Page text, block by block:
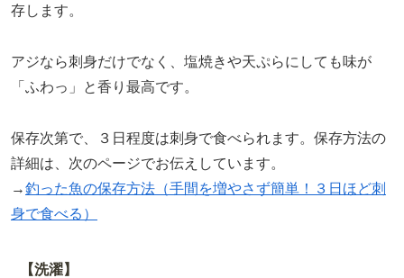
存します。
アジなら刺身だけでなく、塩焼きや天ぷらにしても味が
「ふわっ」と香り最高です。
保存次第で、３日程度は刺身で食べられます。保存方法の
詳細は、次のページでお伝えしています。
→釣った魚の保存方法（手間を増やさず簡単！３日ほど刺
身で食べる）
【洗濯】